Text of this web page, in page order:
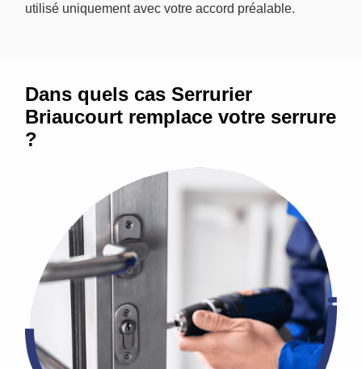
utilisé uniquement avec votre accord préalable.
Dans quels cas Serrurier
Briaucourt remplace votre serrure
?